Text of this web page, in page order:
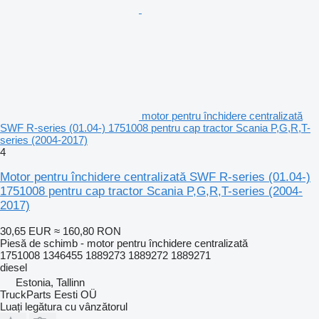
motor pentru închidere centralizată
SWF R-series (01.04-) 1751008 pentru cap tractor Scania P,G,R,T-
series (2004-2017)
4
Motor pentru închidere centralizată SWF R-series (01.04-)
1751008 pentru cap tractor Scania P,G,R,T-series (2004-
2017)
30,65 EUR ≈ 160,80 RON
Piesă de schimb - motor pentru închidere centralizată
1751008 1346455 1889273 1889272 1889271
diesel
Estonia, Tallinn
TruckParts Eesti OÜ
Luați legătura cu vânzătorul